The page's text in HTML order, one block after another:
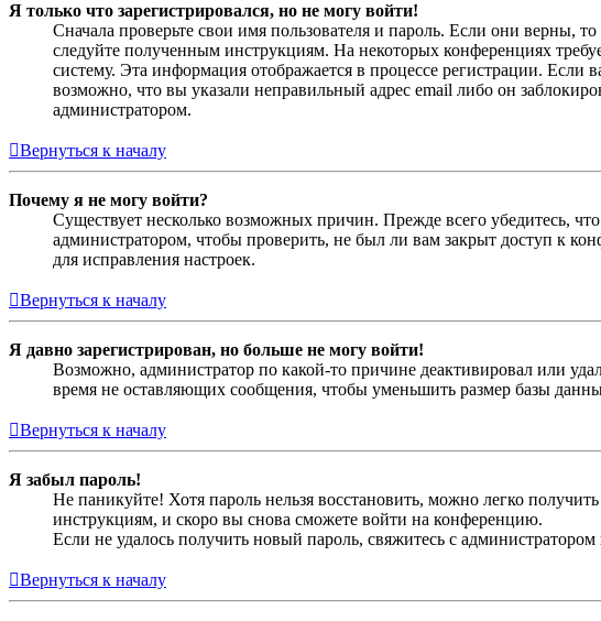
Я только что зарегистрировался, но не могу войти!
Сначала проверьте свои имя пользователя и пароль. Если они верны,
следуйте полученным инструкциям. На некоторых конференциях
систему. Эта информация отображается в процессе регистрации.
возможно, что вы указали неправильный адрес email либо он
администратором.
Вернуться к началу
Почему я не могу войти?
Существует несколько возможных причин. Прежде всего убедитесь,
администратором, чтобы проверить, не был ли вам закрыт доступ к
для исправления настроек.
Вернуться к началу
Я давно зарегистрирован, но больше не могу войти!
Возможно, администратор по какой-то причине деактивировал или
время не оставляющих сообщения, чтобы уменьшить размер базы
Вернуться к началу
Я забыл пароль!
Не паникуйте! Хотя пароль нельзя восстановить, можно легко
инструкциям, и скоро вы снова сможете войти на конференцию.
Если не удалось получить новый пароль, свяжитесь с
Вернуться к началу